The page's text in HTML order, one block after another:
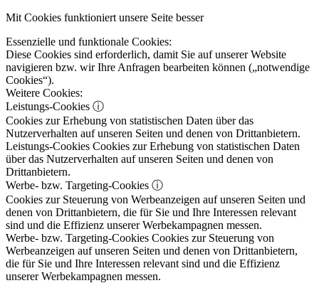
Mit Cookies funktioniert unsere Seite besser
Essenzielle und funktionale Cookies:
Diese Cookies sind erforderlich, damit Sie auf unserer Website
navigieren bzw. wir Ihre Anfragen bearbeiten können („notwendige
Cookies“).
Weitere Cookies:
Leistungs-Cookies ⓘ
Cookies zur Erhebung von statistischen Daten über das
Nutzerverhalten auf unseren Seiten und denen von Drittanbietern.
Leistungs-Cookies Cookies zur Erhebung von statistischen Daten
über das Nutzerverhalten auf unseren Seiten und denen von
Drittanbietern.
Werbe- bzw. Targeting-Cookies ⓘ
Cookies zur Steuerung von Werbeanzeigen auf unseren Seiten und
denen von Drittanbietern, die für Sie und Ihre Interessen relevant
sind und die Effizienz unserer Werbekampagnen messen.
Werbe- bzw. Targeting-Cookies Cookies zur Steuerung von
Werbeanzeigen auf unseren Seiten und denen von Drittanbietern,
die für Sie und Ihre Interessen relevant sind und die Effizienz
unserer Werbekampagnen messen.